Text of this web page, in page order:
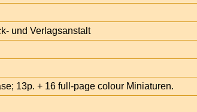
und Verlagsanstalt
13p. + 16 full-page colour Miniaturen.